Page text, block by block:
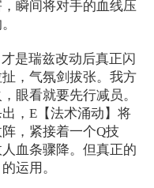
瞬间将对手的血线压
是瑞兹改动后真正闪
，气氛剑拔张。我方
眼看就要先行减员。
，E【法术涌动】将
，紧接着一个Q技
血条骤降。但真正的
运用。